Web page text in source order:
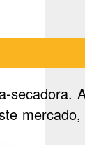
secadora.